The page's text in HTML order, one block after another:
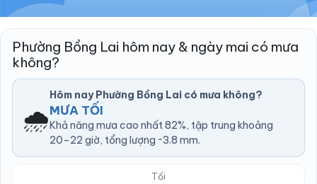
Phường Bồng Lai hôm nay & ngày mai có mưa
không?
🌧️
Hôm nay Phường Bồng Lai có mưa không?
MƯA TỐI
Khả năng mưa cao nhất 82%, tập trung khoảng
20–22 giờ, tổng lượng ~3.8 mm.
Tối